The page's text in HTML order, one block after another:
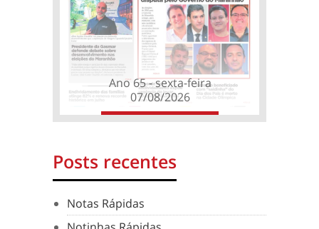
Ano 65 - sexta-feira
07/08/2026
Posts recentes
Notas Rápidas